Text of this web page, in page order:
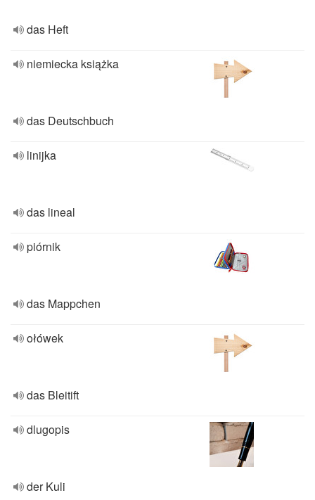
das Heft
niemiecka książka
das Deutschbuch
linijka
das lineal
piórnik
das Mappchen
ołówek
das Bleitift
dlugopis
der Kuli